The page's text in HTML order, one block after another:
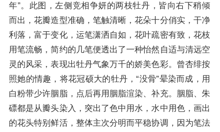
年”。此图，左侧竞相争妍的两枝牡丹，皆向右下稍倾
而出，花瓣造型准确，笔触清晰，花朵十分俏实，干净
利落，富于变化，运笔潇洒自如，花叶疏密有致，花枝
用笔流畅，简约的几笔便透出了一种怡然自适与清远空
灵的风采，表现出牡丹气象万千的娇美色彩。曾杏绯按
照她的情趣，将花冠硕大的牡丹，“没骨”晕染而成，用
白粉带少许胭脂，点后再用胭脂渲染、补充。胭脂、朱
磦都是从瓣头染入，突出了色中用水，水中用色，画出
的花头特别鲜活，整体主次分明而平稳协调，因为笔法